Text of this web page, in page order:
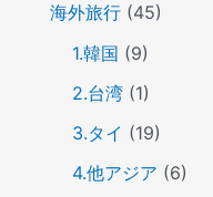
海外旅行(45)
1.韓国 (9)
2.台湾(1)
3.タイ (19)
4.他アジア (6)